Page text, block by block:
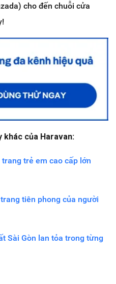
cho đến chuỗi cửa
của Haravan:
trẻ em cao cấp lớn
tiên phong của người
Sài Gòn lan tỏa trong từng